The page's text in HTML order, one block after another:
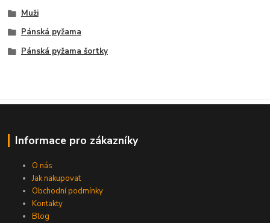
Muži
Pánská pyžama
Pánská pyžama šortky
Informace pro zákazníky
O nás
Jak nakupovat
Obchodní podmínky
Kontakty
Blog